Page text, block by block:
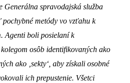
Generálna spravodajská služba
metódy vo vzťahu k
Agenti boli posielaní k
osôb identifikovaných ako
ako ‚sekty‘, aby získali osobné
ich prepustenie. Všetci